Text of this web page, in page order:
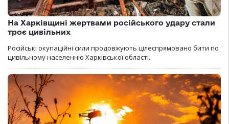
На Харківщині жертвами російського удару стали
троє цивільних
Російські окупаційні сили продовжують цілеспрямовано бити по
цивільному населенню Харківської області.